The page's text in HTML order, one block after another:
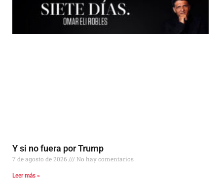
Y si no fuera por Trump
7 de agosto de 2026 No hay comentarios
Leer más »